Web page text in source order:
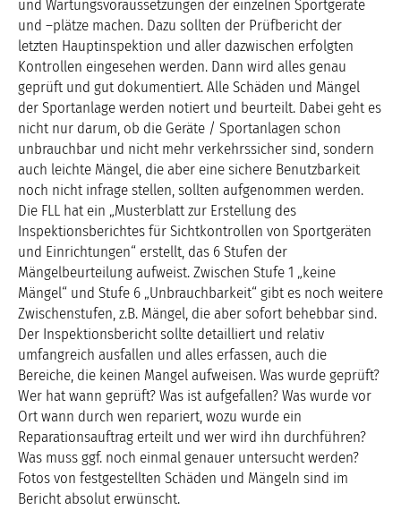
und Wartungsvoraussetzungen der einzelnen Sportgeräte
und –plätze machen. Dazu sollten der Prüfbericht der
letzten Hauptinspektion und aller dazwischen erfolgten
Kontrollen eingesehen werden. Dann wird alles genau
geprüft und gut dokumentiert. Alle Schäden und Mängel
der Sportanlage werden notiert und beurteilt. Dabei geht es
nicht nur darum, ob die Geräte / Sportanlagen schon
unbrauchbar und nicht mehr verkehrssicher sind, sondern
auch leichte Mängel, die aber eine sichere Benutzbarkeit
noch nicht infrage stellen, sollten aufgenommen werden.
Die FLL hat ein „Musterblatt zur Erstellung des
Inspektionsberichtes für Sichtkontrollen von Sportgeräten
und Einrichtungen“ erstellt, das 6 Stufen der
Mängelbeurteilung aufweist. Zwischen Stufe 1 „keine
Mängel“ und Stufe 6 „Unbrauchbarkeit“ gibt es noch weitere
Zwischenstufen, z.B. Mängel, die aber sofort behebbar sind.
Der Inspektionsbericht sollte detailliert und relativ
umfangreich ausfallen und alles erfassen, auch die
Bereiche, die keinen Mangel aufweisen. Was wurde geprüft?
Wer hat wann geprüft? Was ist aufgefallen? Was wurde vor
Ort wann durch wen repariert, wozu wurde ein
Reparationsauftrag erteilt und wer wird ihn durchführen?
Was muss ggf. noch einmal genauer untersucht werden?
Fotos von festgestellten Schäden und Mängeln sind im
Bericht absolut erwünscht.